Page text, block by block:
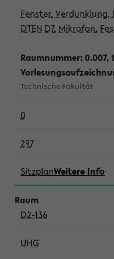
Fenster,
DTEN D7, Mikrofon,
Raumnummer: 0.007,
Technische Fakultät
0
297
SitzplanWeitere Info
D2-136
UHG